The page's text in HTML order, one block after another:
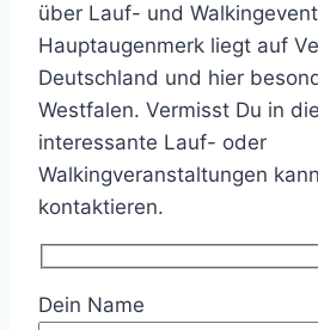
über Lauf- und
Hauptaugenmerk liegt auf
Deutschland und hier
Westfalen. Vermisst Du in
interessante Lauf- oder
Walkingveranstaltungen
kontaktieren.
Dein Name